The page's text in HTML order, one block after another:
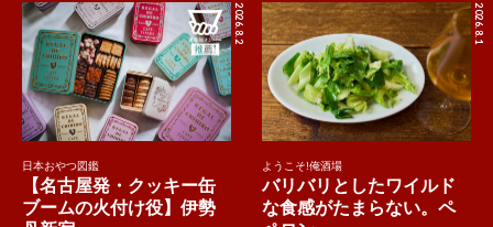
2026.8.2
日本おやつ図鑑
【名古屋発・クッキー缶
ブームの火付け役】伊勢
2026.8.1
ようこそ!俺酒場
バリバリとしたワイルド
な食感がたまらない。ペ